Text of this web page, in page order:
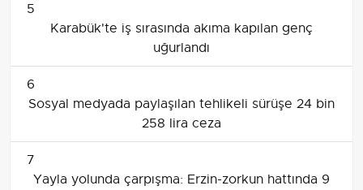
5
Karabük'te iş sırasında akıma kapılan genç
uğurlandı
6
Sosyal medyada paylaşılan tehlikeli sürüşe 24 bin
258 lira ceza
7
Yayla yolunda çarpışma: Erzin-zorkun hattında 9